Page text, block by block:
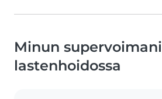
Minun supervoimani
lastenhoidossa